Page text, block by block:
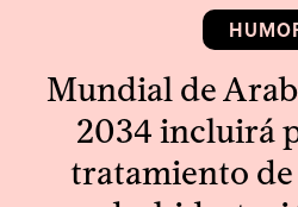
Mundial de
2034 incluirá
tratamiento de